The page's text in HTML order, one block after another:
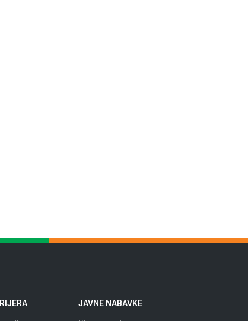
JAVNE NABAVKE